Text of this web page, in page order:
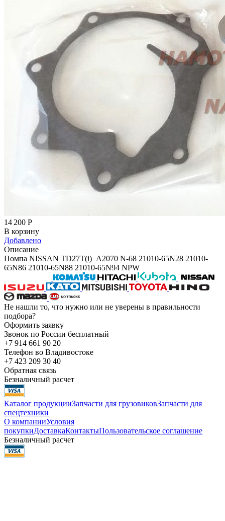
14 200 Р
В корзину
Добавлено
Описание
Помпа NISSAN TD27T(i) A2070 N-68 21010-65N28 21010-
65N86 21010-65N88 21010-65N94 NPW
Не нашли то, что нужно или не уверены в правильности
подбора?
Оформить заявку
Звонок по России бесплатный
+7 914 661 90 20
Телефон во Владивостоке
+7 423 209 30 40
Обратная связь
Безналичный расчет
Каталог продукцииЗапчасти для грузовиковЗапчасти для
спецтехники
О компанииУсловия
покупкиДоставкаКонтактыПользовательское соглашение
Безналичный расчет